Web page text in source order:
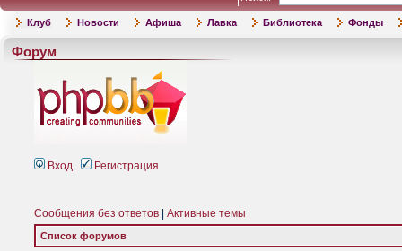
Клуб Новости Афиша Лавка Библиотека Фонды
Форум
Вход Регистрация
Сообщения без ответов Активные темы
Список форумов